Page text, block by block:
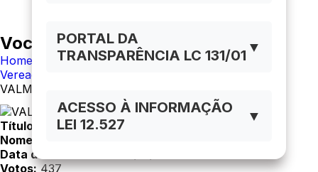
PORTAL DA
TRANSPARÊNCIA LC 131/01 ▼
ACESSO À INFORMAÇÃO
LEI 12.527
▼
Você está navegando em:
Home
Vereadores
VALMIR PRUDENCIANO DO CARMO
Título:
VALMIR PRUDENCIANO DO CARMO
Nome:
Data de Nascimento:
Votos:437